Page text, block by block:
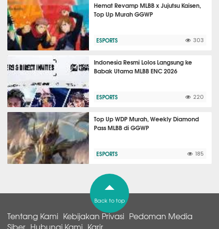
Hemat Revamp MLBB x Jujutsu Kaisen,
Top Up Murah GGWP
ESPORTS 303
Indonesia Resmi Lolos Langsung ke
Babak Utama MLBB ENC 2026
ESPORTS 220
Top Up WDP Murah, Weekly Diamond
Pass MLBB di GGWP
ESPORTS 185
Back to top
Tentang Kami Kebijakan Privasi Pedoman Media
Siber Hubungi Kami Karir